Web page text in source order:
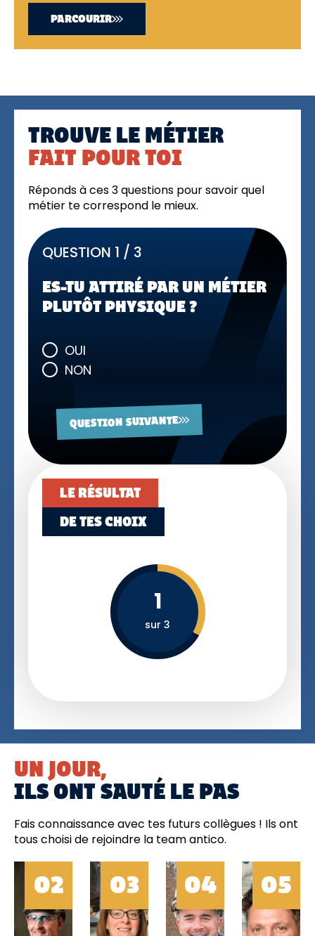
PARCOURIR
TROUVE LE MÉTIER
FAIT POUR TOI
Réponds à ces 3 questions pour savoir quel
métier te correspond le mieux.
QUESTION 1 / 3
ES-TU ATTIRÉ PAR UN MÉTIER
PLUTÔT PHYSIQUE ?
OUI
NON
QUESTION SUIVANTE
LE RÉSULTAT
DE TES CHOIX
1
sur 3
UN JOUR,
ILS ONT SAUTÉ LE PAS
Fais connaissance avec tes futurs collègues ! Ils ont
tous choisi de rejoindre la team antico.
03 04 05